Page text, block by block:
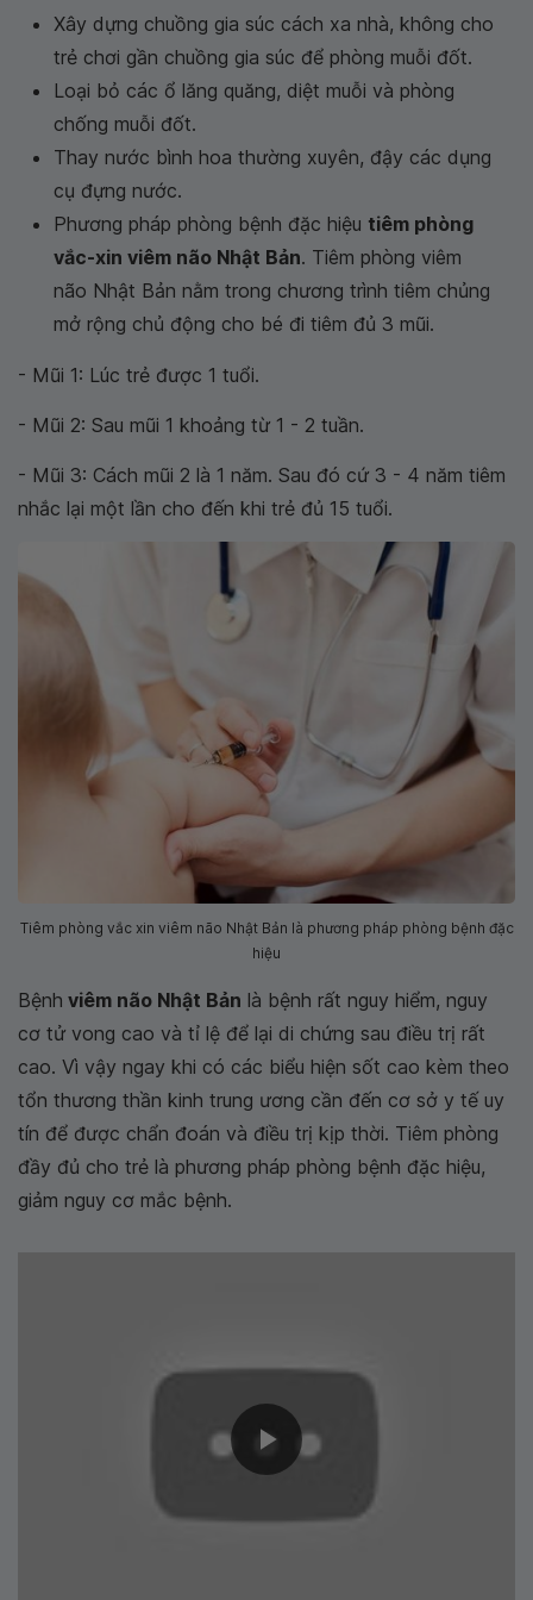
Xây dựng chuồng gia súc cách xa nhà, không cho
trẻ chơi gần chuồng gia súc để phòng muỗi đốt.
Loại bỏ các ổ lăng quăng, diệt muỗi và phòng
chống muỗi đốt.
Thay nước bình hoa thường xuyên, đậy các dụng
cụ đựng nước.
Phương pháp phòng bệnh đặc hiệu tiêm phòng
vắc-xin viêm não Nhật Bản. Tiêm phòng viêm
não Nhật Bản nằm trong chương trình tiêm chủng
mở rộng chủ động cho bé đi tiêm đủ 3 mũi.
- Mũi 1: Lúc trẻ được 1 tuổi.
- Mũi 2: Sau mũi 1 khoảng từ 1 - 2 tuần.
- Mũi 3: Cách mũi 2 là 1 năm. Sau đó cứ 3 - 4 năm tiêm
nhắc lại một lần cho đến khi trẻ đủ 15 tuổi.
Tiêm phòng vắc xin viêm não Nhật Bản là phương pháp phòng bệnh đặc
hiệu
Bệnh viêm não Nhật Bản là bệnh rất nguy hiểm, nguy
cơ tử vong cao và tỉ lệ để lại di chứng sau điều trị rất
cao. Vì vậy ngay khi có các biểu hiện sốt cao kèm theo
tổn thương thần kinh trung ương cần đến cơ sở y tế uy
tín để được chẩn đoán và điều trị kịp thời. Tiêm phòng
đầy đủ cho trẻ là phương pháp phòng bệnh đặc hiệu,
giảm nguy cơ mắc bệnh.